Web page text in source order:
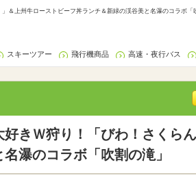
＆上州牛ローストビーフ丼ランチ＆新緑の渓谷美と名瀑のコラボ
スキーツアー 飛行機商品 高速・夜行バス
好きＷ狩り！「びわ！さくら
瀑のコラボ「吹割の滝」